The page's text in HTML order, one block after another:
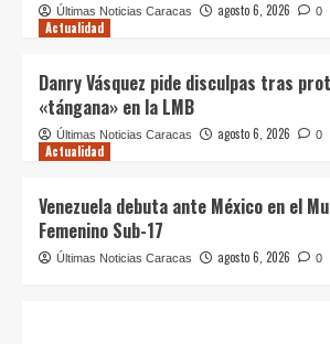
Últimas Noticias Caracas agosto 6, 2026 0
Actualidad
Danry Vásquez pide disculpas tras
«tángana» en la LMB
Últimas Noticias Caracas agosto 6, 2026 0
Actualidad
Venezuela debuta ante México en el
Femenino Sub-17
Últimas Noticias Caracas agosto 6, 2026 0